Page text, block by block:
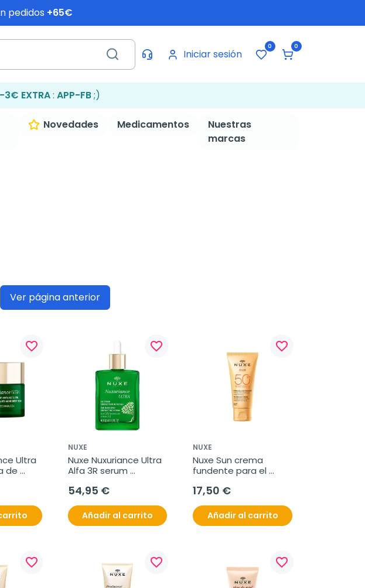
pedidos +65€
Iniciar sesión
0 0
-3€ EXTRA: APP-FB;)
Novedades Medicamentos
Nuestras
marcas
Ver página anterior
favorite_border
Ultra
de
favorite_border
NUXE
Nuxe Nuxuriance Ultra
Alfa 3R serum
antimanchas, 30 ml
54,95 €
Añadir al carrito
favorite_border
NUXE
Nuxe Sun crema
fundente para el
SPF50, 50 ml
17,50 €
Añadir al carrito
favorite_border favorite_border favorite_border